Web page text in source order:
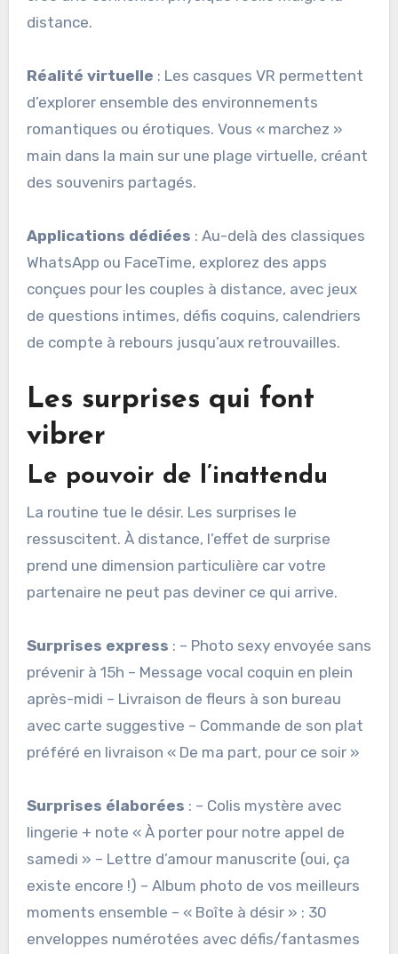
distance.
Réalité virtuelle : Les casques VR permettent
d’explorer ensemble des environnements
romantiques ou érotiques. Vous « marchez »
main dans la main sur une plage virtuelle, créant
des souvenirs partagés.
Applications dédiées : Au-delà des classiques
WhatsApp ou FaceTime, explorez des apps
conçues pour les couples à distance, avec jeux
de questions intimes, défis coquins, calendriers
de compte à rebours jusqu’aux retrouvailles.
Les surprises qui font
vibrer
Le pouvoir de l’inattendu
La routine tue le désir. Les surprises le
ressuscitent. À distance, l’effet de surprise
prend une dimension particulière car votre
partenaire ne peut pas deviner ce qui arrive.
Surprises express : – Photo sexy envoyée sans
prévenir à 15h – Message vocal coquin en plein
après-midi – Livraison de fleurs à son bureau
avec carte suggestive – Commande de son plat
préféré en livraison « De ma part, pour ce soir »
Surprises élaborées : – Colis mystère avec
lingerie + note « À porter pour notre appel de
samedi » – Lettre d’amour manuscrite (oui, ça
existe encore !) – Album photo de vos meilleurs
moments ensemble – « Boîte à désir » : 30
enveloppes numérotées avec défis/fantasmes